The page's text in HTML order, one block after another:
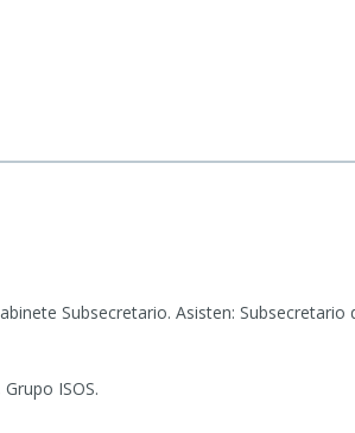
Subsecretario. Asisten:
ISOS.